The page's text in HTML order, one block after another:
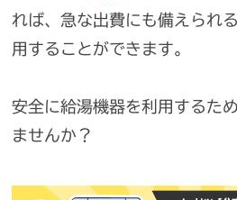
れば、急な出費にも備えられ
用することができます。
安全に給湯機器を利用するた
ませんか？